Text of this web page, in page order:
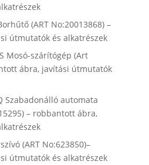
(ART No:20013868) –
útmutatók és alkatrészek
Mosó-szárítógép (Art
ábra, javítási útmutatók
Szabadonálló automata
– robbantott ábra,
(ART No:623850)–
útmutatók és alkatrészek